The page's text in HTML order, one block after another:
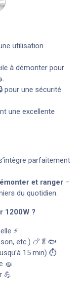
utilisation
à démonter pour
pour une sécurité
une excellente
parfaitement
et ranger –
du quotidien.
1200W ?
⚡
etc.) 🍗🥬🐟
15 min) ⏱
🧽
💪